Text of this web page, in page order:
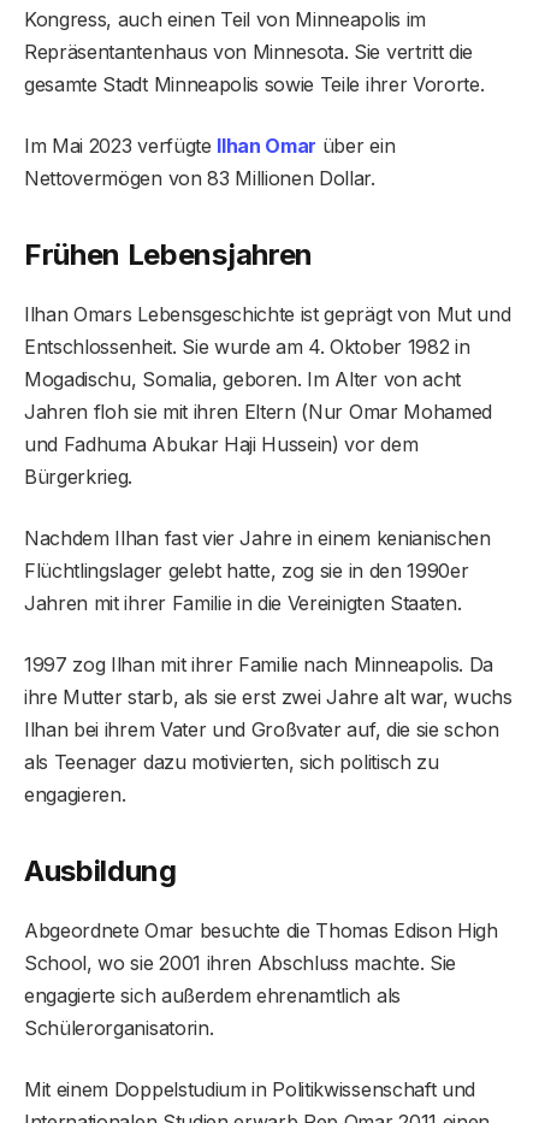
Kongress, auch einen Teil von Minneapolis im
Repräsentantenhaus von Minnesota. Sie vertritt die
gesamte Stadt Minneapolis sowie Teile ihrer Vororte.
Im Mai 2023 verfügte Ilhan Omar über ein
Nettovermögen von 83 Millionen Dollar.
Frühen Lebensjahren
Ilhan Omars Lebensgeschichte ist geprägt von Mut und
Entschlossenheit. Sie wurde am 4. Oktober 1982 in
Mogadischu, Somalia, geboren. Im Alter von acht
Jahren floh sie mit ihren Eltern (Nur Omar Mohamed
und Fadhuma Abukar Haji Hussein) vor dem
Bürgerkrieg.
Nachdem Ilhan fast vier Jahre in einem kenianischen
Flüchtlingslager gelebt hatte, zog sie in den 1990er
Jahren mit ihrer Familie in die Vereinigten Staaten.
1997 zog Ilhan mit ihrer Familie nach Minneapolis. Da
ihre Mutter starb, als sie erst zwei Jahre alt war, wuchs
Ilhan bei ihrem Vater und Großvater auf, die sie schon
als Teenager dazu motivierten, sich politisch zu
engagieren.
Ausbildung
Abgeordnete Omar besuchte die Thomas Edison High
School, wo sie 2001 ihren Abschluss machte. Sie
engagierte sich außerdem ehrenamtlich als
Schülerorganisatorin.
Mit einem Doppelstudium in Politikwissenschaft und